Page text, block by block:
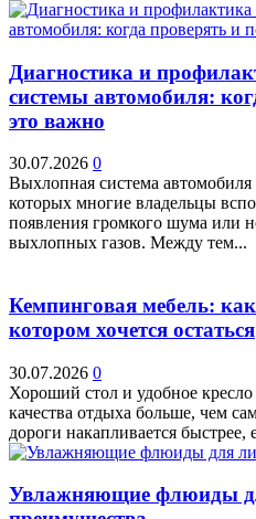
Диагностика и
системы автомобиля:
это важно
30.07.2026 0
Выхлопная система автомобиля
которых многие владельцы
появления громкого шума или
выхлопных газов. Между тем...
Кемпинговая мебель:
котором хочется остаться
30.07.2026 0
Хороший стол и удобное кресло
качества отдыха больше, чем
дороги накапливается быстрее,
Увлажняющие флюиды